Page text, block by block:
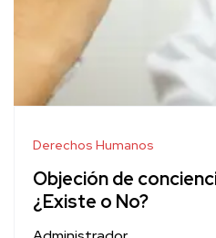
Derechos Humanos
Objeción de
¿Existe o No?